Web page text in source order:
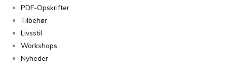
PDF-Opskrifter
Tilbehør
Livsstil
Workshops
Nyheder